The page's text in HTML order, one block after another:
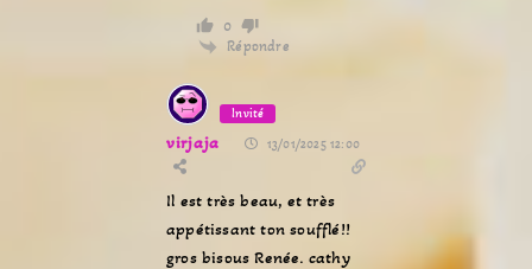
0
Répondre
Invité
virjaja 13/01/2025 12:00
Il est très beau, et très
appétissant ton soufflé!!
gros bisous Renée. cathy